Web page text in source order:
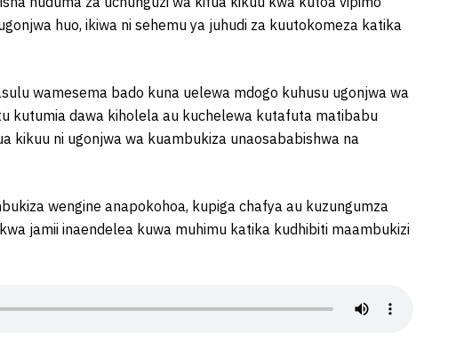
huo, ikiwa ni sehemu ya juhudi za kuutokomeza katika
wamesema bado kuna uelewa mdogo kuhusu ugonjwa wa
kutumia dawa kiholela au kuchelewa kutafuta matibabu
kikuu ni ugonjwa wa kuambukiza unaosababishwa na
wengine anapokohoa, kupiga chafya au kuzungumza
jamii inaendelea kuwa muhimu katika kudhibiti maambukizi